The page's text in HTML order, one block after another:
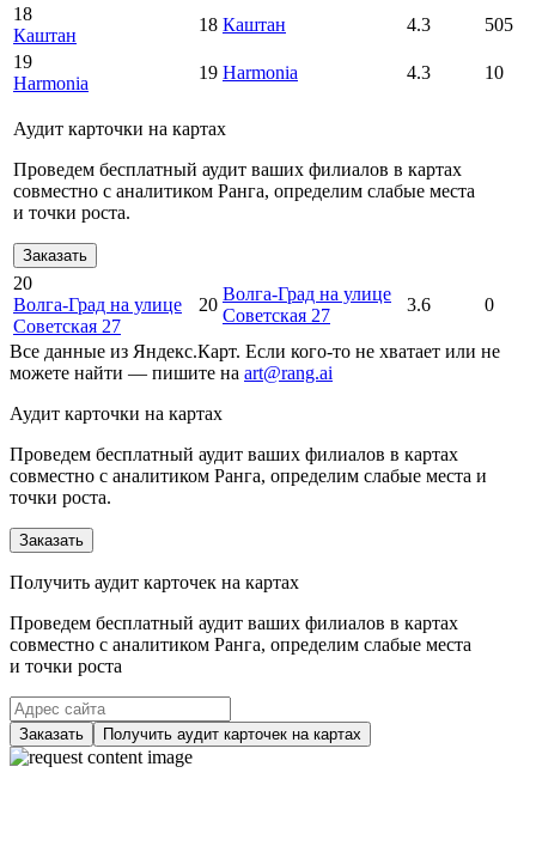
18
Каштан
18 Каштан 4.3
505
19
Harmonia
19 Harmonia 4.3 10
Аудит карточки на картах
Проведем бесплатный аудит ваших филиалов в картах
совместно с аналитиком Ранга, определим слабые места
и точки роста.
Заказать
20
Волга-Град на улице
Советская 27
20
Волга-Град на улице
Советская 27
3.6 0
Все данные из Яндекс.Карт. Если кого-то не хватает или не
можете найти — пишите на art@rang.ai
Аудит карточки на картах
Проведем бесплатный аудит ваших филиалов в картах
совместно с аналитиком Ранга, определим слабые места и
точки роста.
Заказать
Получить аудит карточек на картах
Проведем бесплатный аудит ваших филиалов в картах
совместно с аналитиком Ранга, определим слабые места
и точки роста
Заказать Получить аудит карточек на картах